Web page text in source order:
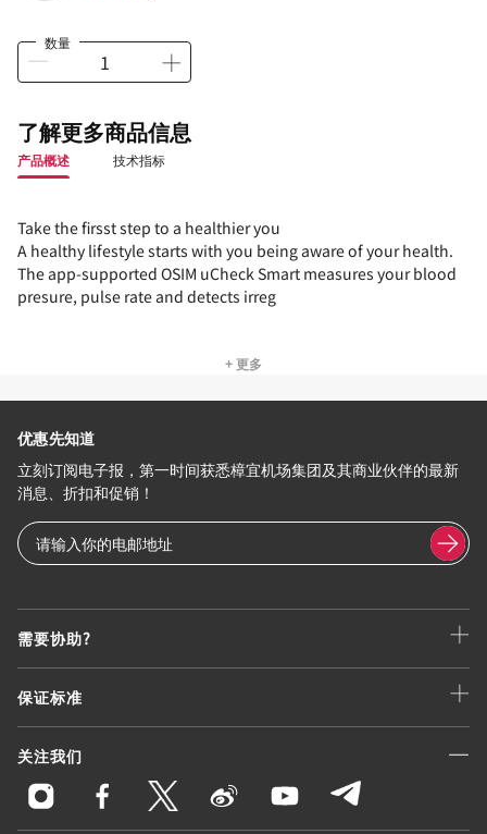
数量
了解更多商品信息
产品概述 技术指标
Take the firsst step to a healthier you
A healthy lifestyle starts with you being aware of your health.
The app-supported OSIM uCheck Smart measures your blood
presure, pulse rate and detects irreg
+ 更多
需要协助?
保证标准
关注我们
优惠先知道
立刻订阅电子报，第一时间获悉樟宜机场集团及其商业伙伴的最新
消息、折扣和促销！